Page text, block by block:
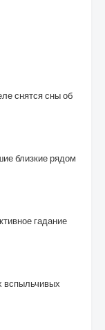
снятся сны об
близкие рядом
гадание
вспыльчивых